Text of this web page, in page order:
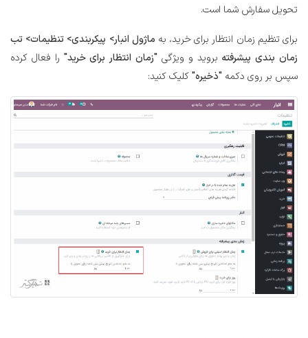
تحویل سفارش شما است.
برای تنظیم زمان انتظار برای خرید، به ماژول انبار> پیکربندی> تنظیمات> تب
زمان بندی پیشرفته بروید و ویژگی "زمان انتظار برای خرید" را فعال کرده
سپس بر روی دکمه "ذخیره"کلیک کنید: